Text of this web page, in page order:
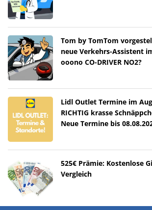
Tom by TomTom
neue Verkehrs-Assistent
ooono CO-DRIVER NO2?
Lidl Outlet Termine im
RICHTIG krasse
Neue Termine bis
525€ Prämie: Kostenlose
Vergleich